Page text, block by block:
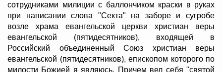
сотрудниками милиции с баллончиком краски в руках
при написании слова "Секта" на заборе и сугробе
возле храма евангельской церкви христиан веры
евангельской (пятидесятников), входящей в
Российский объединенный Союз христиан веры
евангельской (пятидесятников), епископом которого по
милости Божией я являюсь. Причем вел себя "святой